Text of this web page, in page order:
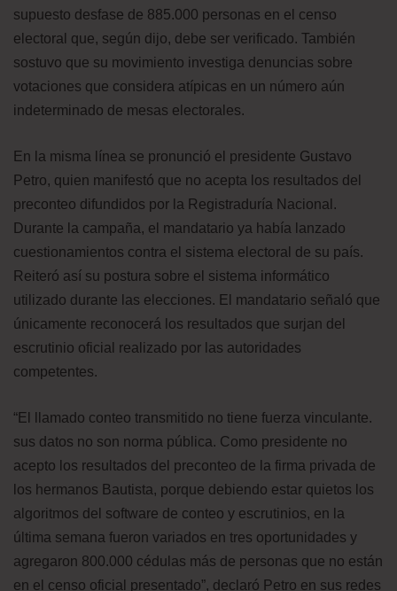
supuesto desfase de 885.000 personas en el censo
electoral que, según dijo, debe ser verificado. También
sostuvo que su movimiento investiga denuncias sobre
votaciones que considera atípicas en un número aún
indeterminado de mesas electorales.
En la misma línea se pronunció el presidente Gustavo
Petro, quien manifestó que no acepta los resultados del
preconteo difundidos por la Registraduría Nacional.
Durante la campaña, el mandatario ya había lanzado
cuestionamientos contra el sistema electoral de su país.
Reiteró así su postura sobre el sistema informático
utilizado durante las elecciones. El mandatario señaló que
únicamente reconocerá los resultados que surjan del
escrutinio oficial realizado por las autoridades
competentes.
“El llamado conteo transmitido no tiene fuerza vinculante.
sus datos no son norma pública. Como presidente no
acepto los resultados del preconteo de la firma privada de
los hermanos Bautista, porque debiendo estar quietos los
algoritmos del software de conteo y escrutinios, en la
última semana fueron variados en tres oportunidades y
agregaron 800.000 cédulas más de personas que no están
en el censo oficial presentado”, declaró Petro en sus redes